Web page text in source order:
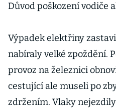
Důvod poškození vodiče
Výpadek elektřiny
nabíraly velké zpoždění.
provoz na železnici
cestující ale museli po
zdržením. Vlaky